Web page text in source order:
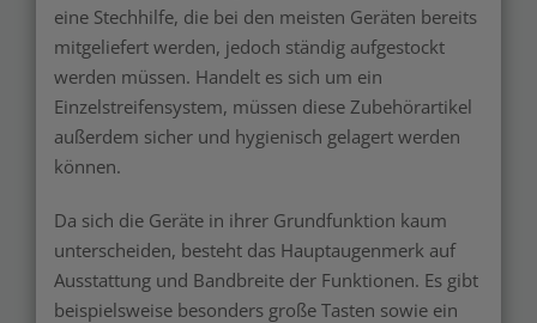
eine Stechhilfe, die bei den meisten Geräten bereits
mitgeliefert werden, jedoch ständig aufgestockt
werden müssen. Handelt es sich um ein
Einzelstreifensystem, müssen diese Zubehörartikel
außerdem sicher und hygienisch gelagert werden
können.
Da sich die Geräte in ihrer Grundfunktion kaum
unterscheiden, besteht das Hauptaugenmerk auf
Ausstattung und Bandbreite der Funktionen. Es gibt
beispielsweise besonders große Tasten sowie ein